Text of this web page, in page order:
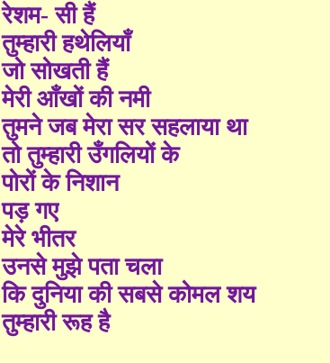
रेशम- सी हैं
तुम्हारी हथेलियाँ
जो सोखती हैं
मेरी आँखों की नमी
तुमने जब मेरा सर सहलाया था
तो तुम्हारी उँगलियों के
पोरों के निशान
पड़ गए
मेरे भीतर
उनसे मुझे पता चला
कि दुनिया की सबसे कोमल शय
तुम्हारी रूह है